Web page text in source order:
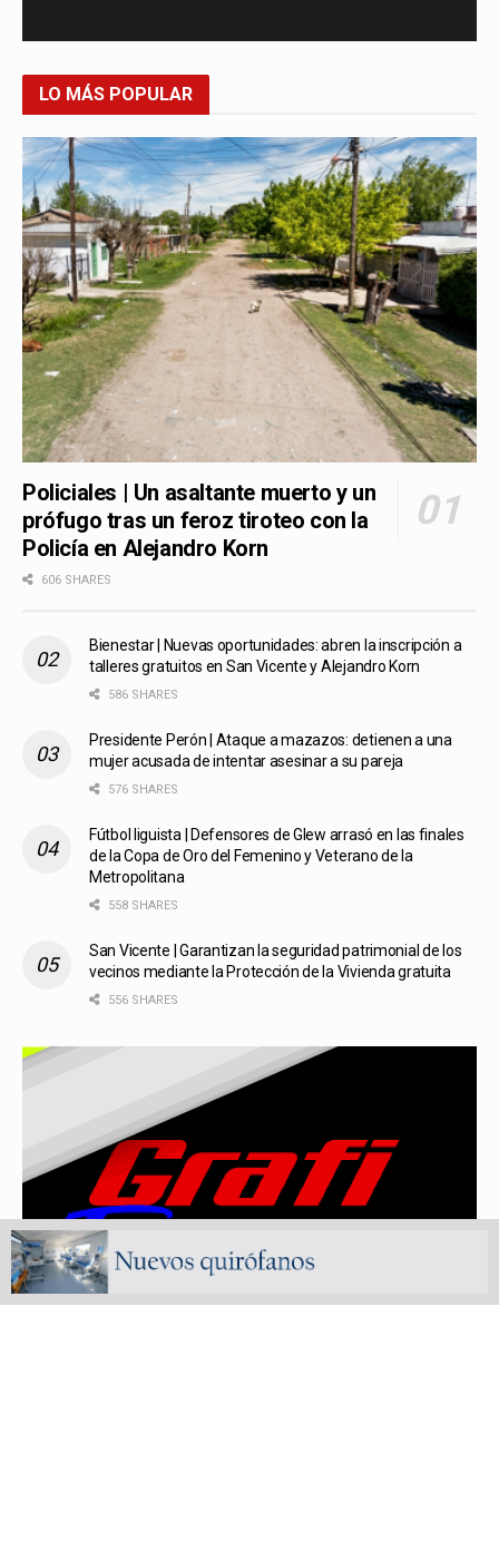
LO MÁS POPULAR
Policiales | Un asaltante muerto y un
prófugo tras un feroz tiroteo con la
Policía en Alejandro Korn
606 SHARES
Bienestar | Nuevas oportunidades: abren la inscripción a
talleres gratuitos en San Vicente y Alejandro Korn
586 SHARES
Presidente Perón | Ataque a mazazos: detienen a una
mujer acusada de intentar asesinar a su pareja
576 SHARES
Fútbol liguista | Defensores de Glew arrasó en las finales
de la Copa de Oro del Femenino y Veterano de la
Metropolitana
558 SHARES
San Vicente | Garantizan la seguridad patrimonial de los
vecinos mediante la Protección de la Vivienda gratuita
556 SHARES